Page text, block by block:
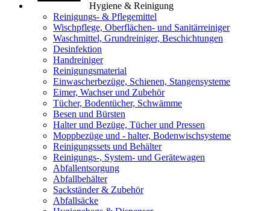
Hygiene & Reinigung
Reinigungs- & Pflegemittel
Wischpflege, Oberflächen- und Sanitärreiniger
Waschmittel, Grundreiniger, Beschichtungen
Desinfektion
Handreiniger
Reinigungsmaterial
Einwascherbezüge, Schienen, Stangensysteme
Eimer, Wachser und Zubehör
Tücher, Bodentücher, Schwämme
Besen und Bürsten
Halter und Bezüge, Tücher und Pressen
Moppbezüge und - halter, Bodenwischsysteme
Reinigungssets und Behälter
Reinigungs-, System- und Gerätewagen
Abfallentsorgung
Abfallbehälter
Sackständer & Zubehör
Abfallsäcke